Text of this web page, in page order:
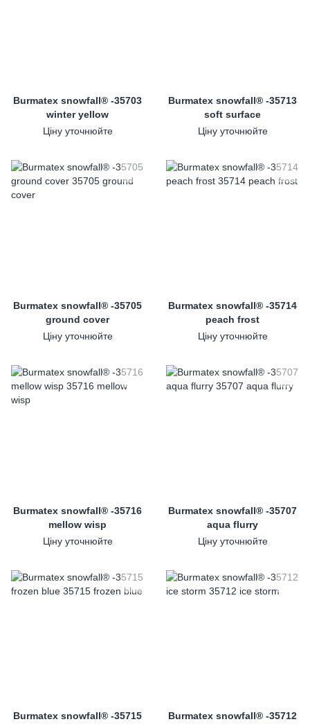
Burmatex snowfall® -35703
winter yellow
Ціну уточнюйте
Burmatex snowfall® -35713
soft surface
Ціну уточнюйте
Burmatex snowfall® -35705
ground cover
Ціну уточнюйте
Burmatex snowfall® -35714
peach frost
Ціну уточнюйте
Burmatex snowfall® -35716
mellow wisp
Ціну уточнюйте
Burmatex snowfall® -35707
aqua flurry
Ціну уточнюйте
Burmatex snowfall® -35715 Burmatex snowfall® -35712